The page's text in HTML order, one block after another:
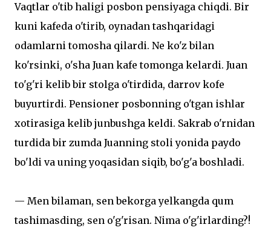
Vaqtlar o'tib haligi posbon pensiyaga chiqdi. Bir
kuni kafeda o'tirib, oynadan tashqaridagi
odamlarni tomosha qilardi. Ne ko'z bilan
ko'rsinki, o'sha Juan kafe tomonga kelardi. Juan
to'g'ri kelib bir stolga o'tirdida, darrov kofe
buyurtirdi. Pensioner posbonning o'tgan ishlar
xotirasiga kelib junbushga keldi. Sakrab o'rnidan
turdida bir zumda Juanning stoli yonida paydo
bo'ldi va uning yoqasidan siqib, bo'g'a boshladi.
— Men bilaman, sen bekorga yelkangda qum
tashimasding, sen o'g'risan. Nima o'g'irlarding?!